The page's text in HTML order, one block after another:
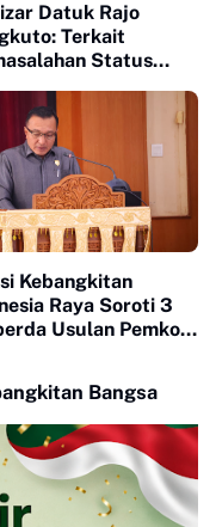
Datuk Rajo
Terkait
Status
Pusat
Payakumbuh, DPRD
Pihak
Untuk Duduk Satu
Mencari Jalan
Kebangkitan
Raya Soroti 3
Usulan Pemko
Bangsa